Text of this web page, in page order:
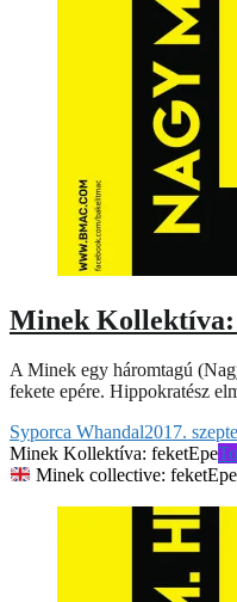
Minek Kollektíva:
A Minek egy háromtagú
fekete epére. Hippokratész
Syporca Whandal2017.
Minek Kollektíva: feketEpe
Minek collective: feketEpe